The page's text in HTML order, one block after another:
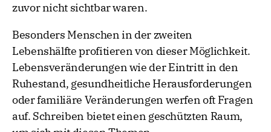
zuvor nicht sichtbar waren.
Besonders Menschen in der zweiten
Lebenshälfte profitieren von dieser Möglichkeit.
Lebensveränderungen wie der Eintritt in den
Ruhestand, gesundheitliche Herausforderungen
oder familiäre Veränderungen werfen oft Fragen
auf. Schreiben bietet einen geschützten Raum,